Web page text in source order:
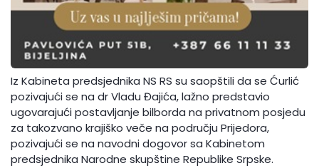
Iz Kabineta predsjednika NS RS su saopštili da se Ćurlić
pozivajući se na dr Vladu Đajića, lažno predstavio
ugovarajući postavljanje bilborda na privatnom posjedu
za takozvano krajiško veče na području Prijedora,
pozivajući se na navodni dogovor sa Kabinetom
predsjednika Narodne skupštine Republike Srpske.